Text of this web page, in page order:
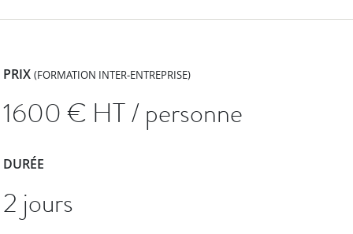
PRIX(FORMATION INTER-ENTREPRISE)
1600€ HT / personne
DURÉE
2 jours